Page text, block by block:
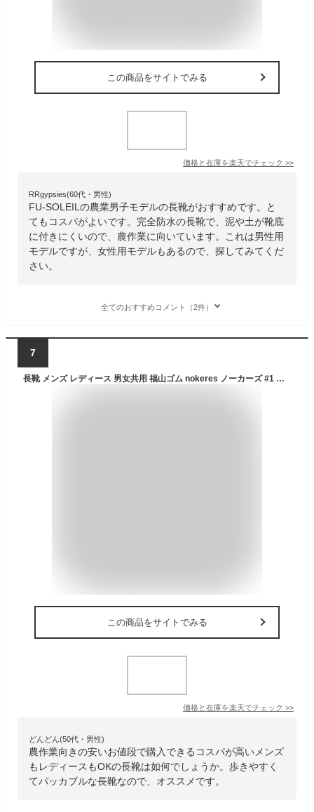
この商品をサイトでみる
価格と在庫を楽天でチェック >>
RRgypsies(60代・男性)
FU-SOLEILの農業男子モデルの長靴がおすすめです。と
てもコスパがよいです。完全防水の長靴で、泥や土が靴底
に付きにくいので、農作業に向いています。これは男性用
モデルですが、女性用モデルもあるので、探してみてくだ
さい。
全てのおすすめコメント（2件）
7
長靴 メンズ レディース 男女共用 福山ゴム nokeres ノーカーズ #1 農作業 長靴 2e 農作業長 農業長靴 田植長靴 折りたたみ コンパクト 収納 作業用 田植え パッカブル
この商品をサイトでみる
価格と在庫を楽天でチェック >>
どんどん(50代・男性)
農作業向きの安いお値段で購入できるコスパが高いメンズ
もレディースもOKの長靴は如何でしょうか。歩きやすく
てパッカブルな長靴なので、オススメです。